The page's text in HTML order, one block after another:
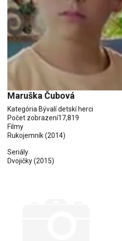
Maruška Čubová
Kategória Bývalí detskí herci
Počet zobrazení17,819
Filmy
Rukojemník (2014)
Seriály
Dvojičky(2015)